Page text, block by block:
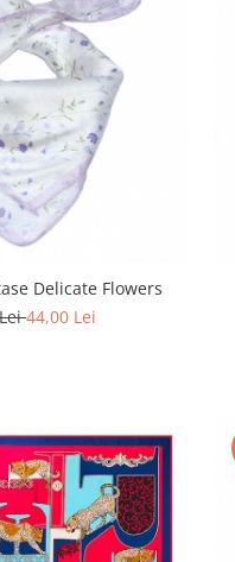
Delicate Flowers
44,00 Lei